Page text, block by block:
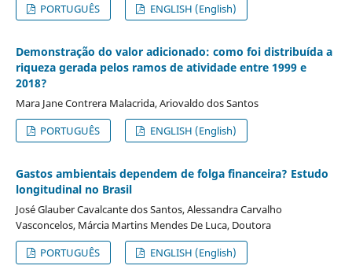
PORTUGUÊS
ENGLISH (English)
Demonstração do valor adicionado: como foi distribuída a
riqueza gerada pelos ramos de atividade entre 1999 e
2018?
Mara Jane Contrera Malacrida, Ariovaldo dos Santos
PORTUGUÊS
ENGLISH (English)
Gastos ambientais dependem de folga financeira? Estudo
longitudinal no Brasil
José Glauber Cavalcante dos Santos, Alessandra Carvalho
Vasconcelos, Márcia Martins Mendes De Luca, Doutora
PORTUGUÊS
ENGLISH (English)